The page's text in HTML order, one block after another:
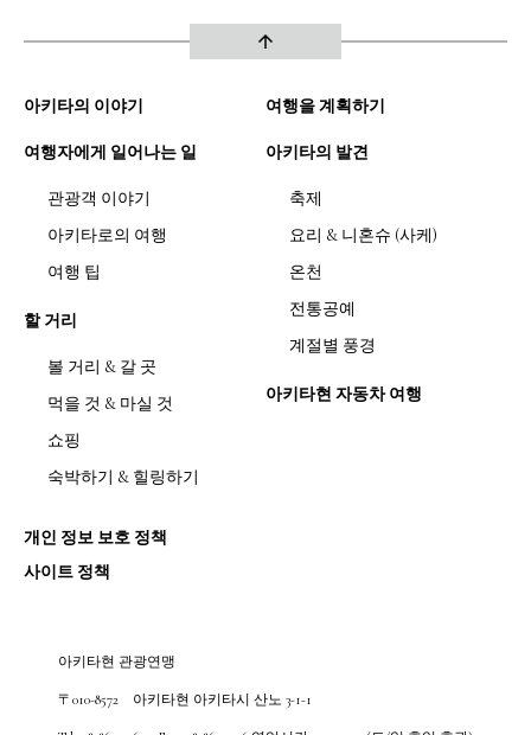
arrow_upward
아키타의 이야기 여행을 계획하기
여행자에게 일어나는 일
관광객 이야기
아키타로의 여행
여행 팁
아키타의 발견
축제
요리 & 니혼슈 (사케)
온천
전통공예
계절별 풍경
할 거리
볼 거리 & 갈 곳
먹을 것 & 마실 것
쇼핑
숙박하기 & 힐링하기
아키타현 자동차 여행
개인 정보 보호 정책
사이트 정책
아키타현 관광연맹
〒010-8572 아키타현 아키타시 산노 3-1-1